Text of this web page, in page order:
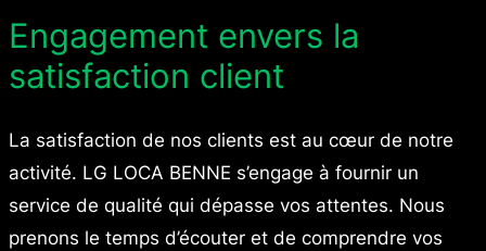
Engagement envers la
satisfaction client
La satisfaction de nos clients est au cœur de notre
activité. LG LOCA BENNE s’engage à fournir un
service de qualité qui dépasse vos attentes. Nous
prenons le temps d’écouter et de comprendre vos